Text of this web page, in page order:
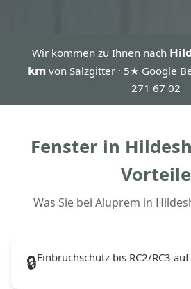
Wir kommen zu Ihnen nach
km von Salzgitter · 5★ Google
271 67 02
Fenster in
Vorteile
Was Sie bei Aluprem in
🔒Einbruchschutz bis RC2/RC3